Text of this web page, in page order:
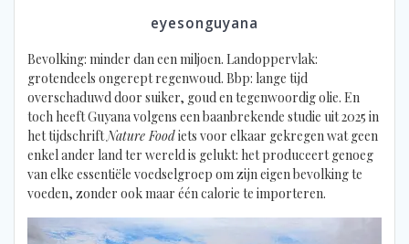
eyesonguyana
Bevolking: minder dan een miljoen. Landoppervlak:
grotendeels ongerept regenwoud. Bbp: lange tijd
overschaduwd door suiker, goud en tegenwoordig olie. En
toch heeft Guyana volgens een baanbrekende studie uit 2025 in
het tijdschriftNature Foodiets voor elkaar gekregen wat geen
enkel ander land ter wereld is gelukt: het produceert genoeg
van elke essentiële voedselgroep om zijn eigen bevolking te
voeden, zonder ook maar één calorie te importeren.